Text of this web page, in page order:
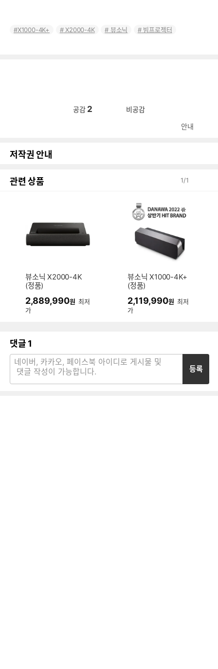
X1000-4K+ X2000-4K 뷰소닉 빔프로젝터
공감 2 비공감
안내
저작권 안내
관련 상품 1/1
뷰소닉 X2000-4K
(정품)
2,889,990원 최저
가
뷰소닉 X1000-4K+
(정품)
2,119,990원 최저
가
댓글 1
등록